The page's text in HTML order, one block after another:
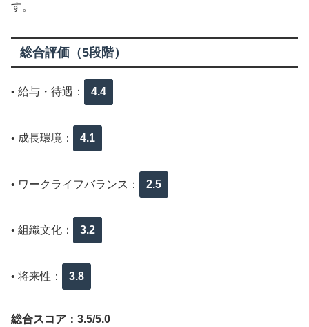
す。
総合評価（5段階）
• 給与・待遇： 4.4
• 成長環境： 4.1
• ワークライフバランス： 2.5
• 組織文化： 3.2
• 将来性： 3.8
総合スコア：3.5/5.0